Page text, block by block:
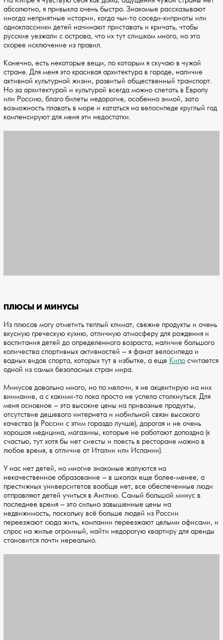
абсолютно, я привыкла очень быстро. Знакомые рассказывают
иногда неприятные истории, когда чьи-то соседи-киприоты или
одноклассники детей начинают приставать и кричать, чтобы
русские уезжали с острова, что их тут слишком много, но это
скорее исключение из правил.
Конечно, есть некоторые вещи, по которым я скучаю в чужой
стране. Для меня это красивая архитектура в городе, наличие
активной культурной жизни, развитый общественный транспорт.
Но за архитектурой и культурой всегда можно слетать в Европу
или Россию, благо билеты недорогие, особенно зимой, зато
возможность плавать в море и кататься на велосипеде круглый год
компенсируют для меня эти недостатки.
ПЛЮСЫ И МИНУСЫ
Из плюсов могу отметить теплый климат, свежие продукты и очень
вкусную греческую кухню, отличную атмосферу для рождения и
воспитания детей до определенного возраста, наличие большого
количества спортивных активностей – я фанат велосипеда и
водных видов спорта, которых тут в избытке, а еще Кипр считается
одной из самых безопасных стран мира.
Минусов довольно много, но по мелочи, я не акцентирую на них
внимание, а с какими-то пока просто не успела столкнуться. Для
меня основное – это высокие цены на привозные продукты,
отсутствие дешевого интернета и мобильной связи высокого
качества (в России с этим гораздо лучше), дорогая и не очень
хорошая медицина, магазины, которые не работают допоздна (к
счастью, тут хотя бы нет сиесты и поесть в ресторане можно в
любое время, в отличие от Италии или Испании).
У нас нет детей, но многие знакомые жалуются на
некачественное образование – в школах еще более-менее, а
престижных университетов вообще нет, все обеспеченные люди
отправляют детей учиться в Англию. Самый большой минус в
последнее время – это сильно завышенные цены на
недвижимость, поскольку всё больше людей из России
переезжают сюда жить, компании переезжают целыми офисами, и
спрос на жилье огромный, найти недорогую квартиру для аренды
становится почти нереально.